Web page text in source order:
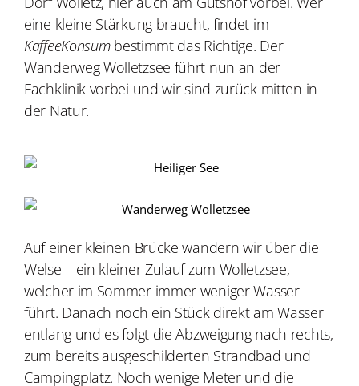
eine kleine Stärkung braucht, findet im
KaffeeKonsumbestimmt das Richtige. Der
Wanderweg Wolletzsee führt nun an der
Fachklinik vorbei und wir sind zurück mitten in
der Natur.
Auf einer kleinen Brücke wandern wir über die
Welse – ein kleiner Zulauf zum Wolletzsee,
welcher im Sommer immer weniger Wasser
führt. Danach noch ein Stück direkt am Wasser
entlang und es folgt die Abzweigung nach rechts,
zum bereits ausgeschilderten Strandbad und
Campingplatz. Noch wenige Meter und die